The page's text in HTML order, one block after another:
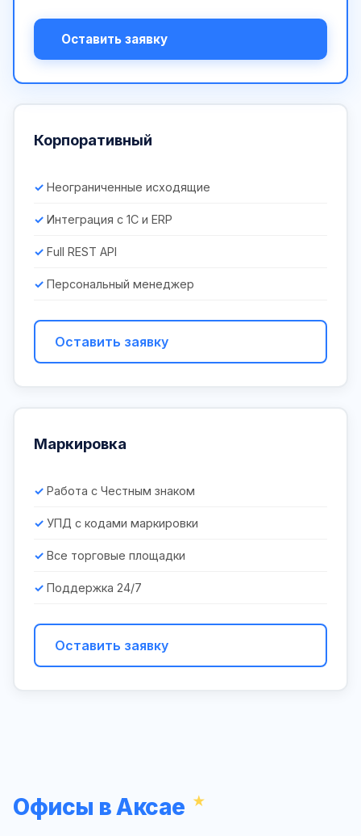
Оставить заявку
Корпоративный
Неограниченные исходящие
Интеграция с 1С и ERP
Full REST API
Персональный менеджер
Оставить заявку
Маркировка
Работа с Честным знаком
УПД с кодами маркировки
Все торговые площадки
Поддержка 24/7
Оставить заявку
Офисы в Аксае